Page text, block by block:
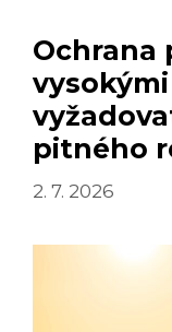
Ochrana
pitného
2. 7. 2026